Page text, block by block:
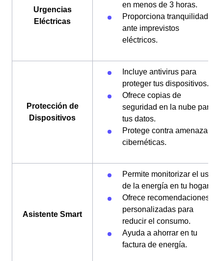
Urgencias
Eléctricas
en menos de 3 horas.
Proporciona tranquilidad
ante imprevistos
eléctricos.
Protección de
Dispositivos
Incluye antivirus para
proteger tus dispositivos.
Ofrece copias de
seguridad en la nube para
tus datos.
Protege contra amenazas
cibernéticas.
Asistente Smart
Permite monitorizar el uso
de la energía en tu hogar.
Ofrece recomendaciones
personalizadas para
reducir el consumo.
Ayuda a ahorrar en tu
factura de energía.